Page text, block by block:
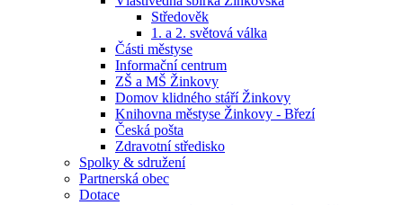
Středověk
1. a 2. světová válka
Části městyse
Informační centrum
ZŠ a MŠ Žinkovy
Domov klidného stáří Žinkovy
Knihovna městyse Žinkovy - Březí
Česká pošta
Zdravotní středisko
Spolky & sdružení
Partnerská obec
Dotace